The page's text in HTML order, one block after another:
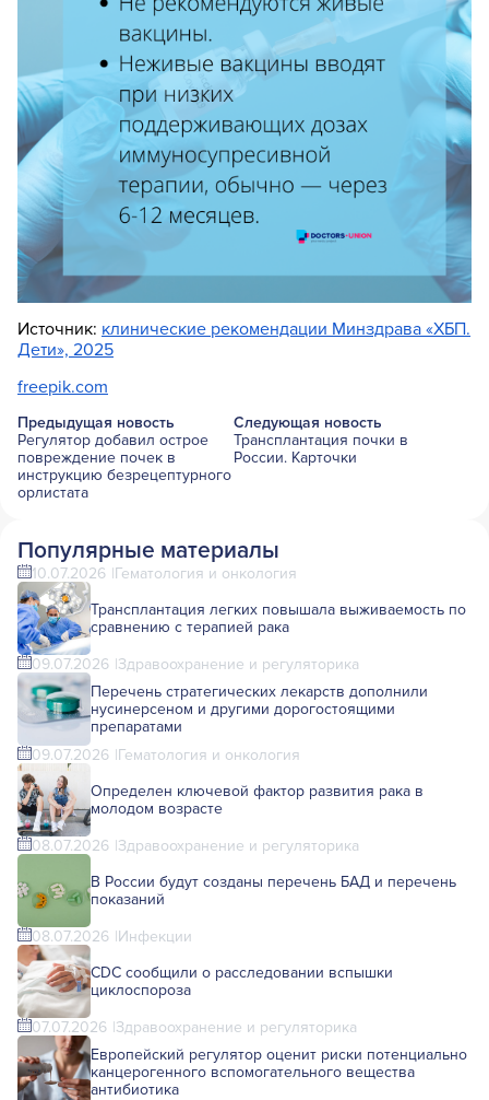
Источник: клинические рекомендации Минздрава «ХБП.
Дети», 2025
freepik.com
Предыдущая новость
Регулятор добавил острое
повреждение почек в
инструкцию безрецептурного
орлистата
Следующая новость
Трансплантация почки в
России. Карточки
Популярные материалы
10.07.2026 Гематология и онкология
Трансплантация легких повышала выживаемость по
сравнению с терапией рака
09.07.2026 Здравоохранение и регуляторика
Перечень стратегических лекарств дополнили
нусинерсеном и другими дорогостоящими
препаратами
09.07.2026 Гематология и онкология
Определен ключевой фактор развития рака в
молодом возрасте
08.07.2026 Здравоохранение и регуляторика
В России будут созданы перечень БАД и перечень
показаний
08.07.2026 Инфекции
CDC сообщили о расследовании вспышки
циклоспороза
07.07.2026 Здравоохранение и регуляторика
Европейский регулятор оценит риски потенциально
канцерогенного вспомогательного вещества
антибиотика